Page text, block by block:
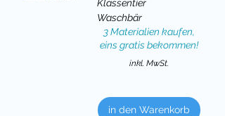
Klassentier
Waschbär
3 Materialien kaufen,
eins gratis bekommen!
inkl. MwSt.
in den Warenkorb